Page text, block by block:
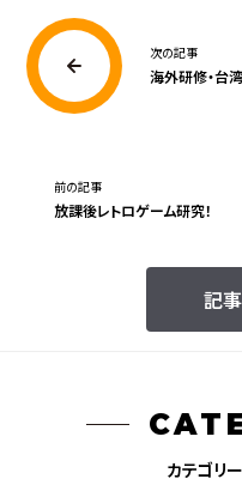
次の記事
海外研修・台
記
前の記事
放課後レトロゲーム研究！
カテゴリ